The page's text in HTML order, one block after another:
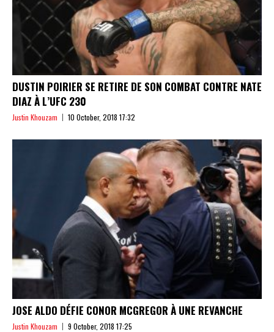
DUSTIN POIRIER SE RETIRE DE SON COMBAT CONTRE NATE
DIAZ À L’UFC 230
Justin Khouzam 10 October, 2018 17:32
JOSE ALDO DÉFIE CONOR MCGREGOR À UNE REVANCHE
Justin Khouzam 9 October, 2018 17:25